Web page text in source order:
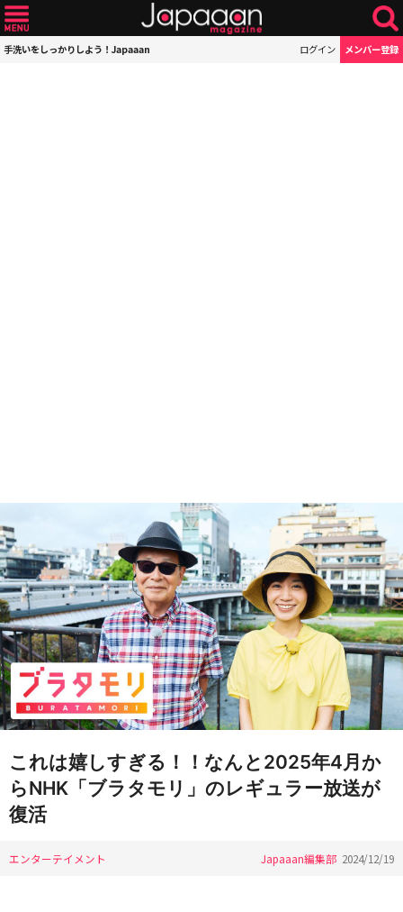
手洗いをしっかりしよう！Japaaan ログイン メンバー登録
これは嬉しすぎる！！なんと2025年4月か
らNHK「ブラタモリ」のレギュラー放送が
復活
エンターテイメント Japaaan編集部 2024/12/19